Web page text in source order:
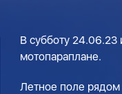
В субботу 24.06.23
мотопараплане.
Летное поле рядом